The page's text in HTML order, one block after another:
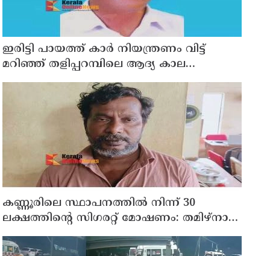
ഇരിട്ടി പായത്ത് കാർ നിയന്ത്രണം വിട്ട്
മറിഞ്ഞ് തളിപ്പറമ്പിലെ ആദ്യ കാല
കോണ്‍ഗ്രസ് നേതാവ് മരിച്ചു
കണ്ണൂരിലെ സ്ഥാപനത്തിൽ നിന്ന് 30
ലക്ഷത്തിന്റെ സിഗരറ്റ് മോഷണം: തമിഴ്‌നാട്
സ്വദേശിയായ സെയിൽസ്മാൻ
തെങ്കാശിയിൽ പിടിയിൽ